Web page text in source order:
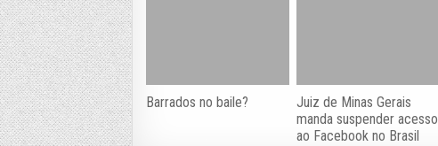
Barrados no baile?
Juiz de Minas Gerais
manda suspender acesso
ao Facebook no Brasil